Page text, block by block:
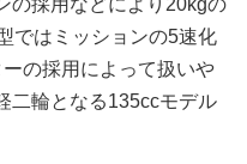
の採用などにより20kgの
ではミッションの5速化
の採用によって扱いや
二輪となる135ccモデル